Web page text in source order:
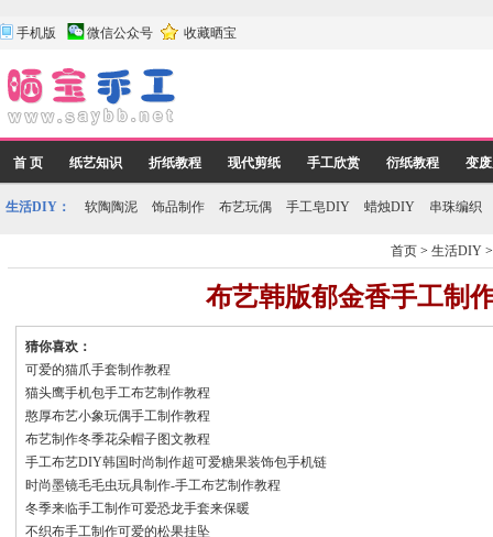
手机版 微信公众号 收藏晒宝
首 页 纸艺知识 折纸教程 现代剪纸 手工欣赏 衍纸教程 变
生活DIY： 软陶陶泥 饰品制作 布艺玩偶 手工皂DIY 蜡烛DIY 串珠编织
首页 >生活DIY
布艺韩版郁金香手工制
猜你喜欢：
可爱的猫爪手套制作教程
猫头鹰手机包手工布艺制作教程
憨厚布艺小象玩偶手工制作教程
布艺制作冬季花朵帽子图文教程
手工布艺DIY韩国时尚制作超可爱糖果装饰包手机链
时尚墨镜毛毛虫玩具制作-手工布艺制作教程
冬季来临手工制作可爱恐龙手套来保暖
不织布手工制作可爱的松果挂坠